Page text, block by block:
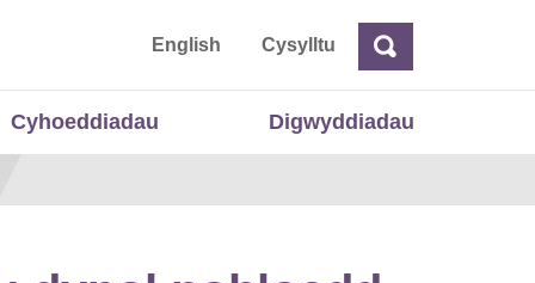
English CysylltuChwilio
Cyhoeddiadau Digwyddiadau